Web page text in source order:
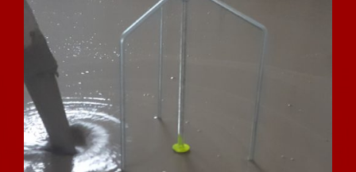
[:PL]MINIMALNA GRUBOŚĆ –
MAKSYMALNA IZOLACJA AKUSTYCZNA
[:]